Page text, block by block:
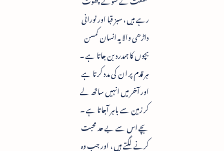
رہے ہیں ، سبز قبا اور نورانی
داڑھی والا یہ انسان کمسن
بچوں کا ہمدرد بن جاتا ہے ۔
ہر قدم پر ان کی مدد کرتا ہے
اور آخر میں انہیں ساتھ لے
کر زمین سے باہر آجاتا ہے ۔
بچے اس سے بے حد محبت
کرنے لگتے ہیں ، اور جب وہ